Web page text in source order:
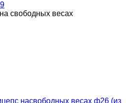
свободных весах